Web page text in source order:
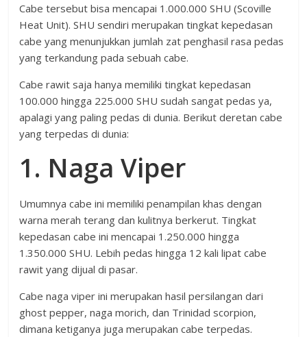
Cabe tersebut bisa mencapai 1.000.000 SHU (Scoville
Heat Unit). SHU sendiri merupakan tingkat kepedasan
cabe yang menunjukkan jumlah zat penghasil rasa pedas
yang terkandung pada sebuah cabe.
Cabe rawit saja hanya memiliki tingkat kepedasan
100.000 hingga 225.000 SHU sudah sangat pedas ya,
apalagi yang paling pedas di dunia. Berikut deretan cabe
yang terpedas di dunia:
1. Naga Viper
Umumnya cabe ini memiliki penampilan khas dengan
warna merah terang dan kulitnya berkerut. Tingkat
kepedasan cabe ini mencapai 1.250.000 hingga
1.350.000 SHU. Lebih pedas hingga 12 kali lipat cabe
rawit yang dijual di pasar.
Cabe naga viper ini merupakan hasil persilangan dari
ghost pepper, naga morich, dan Trinidad scorpion,
dimana ketiganya juga merupakan cabe terpedas.